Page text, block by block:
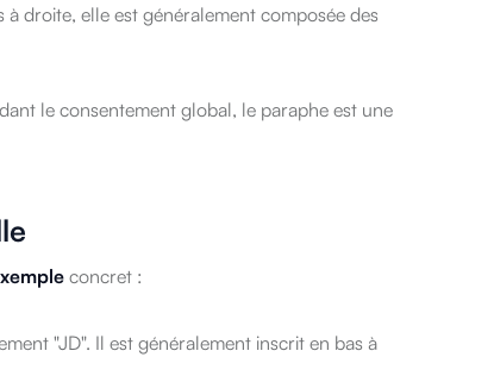
droite, elle est généralement composée des
le consentement global, le paraphe est une
concret :
"JD". Il est généralement inscrit en bas à